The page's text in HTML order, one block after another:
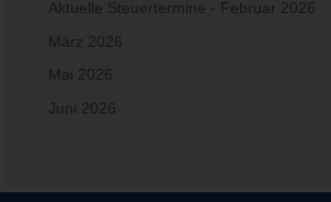
Aktuelle Steuertermine - Februar 2026
März 2026
Mai 2026
Juni 2026